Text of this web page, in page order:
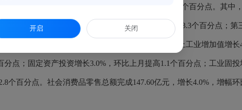
价格计算同比增长5.3%，增幅比上年全年回落0.9个百分点。其中
完成111.77亿元，增长3.5%，增幅比上年全年回落3.3个百分点；第
。其他指标中，规上工业产值增长3.5%；规上工业增加值增长
点；固定资产投资增长3.0%，环比上月提高1.1个百分点；工业固
个百分点。社会消费品零售总额完成147.60亿元，增长4.0%，增幅环
开启 关闭